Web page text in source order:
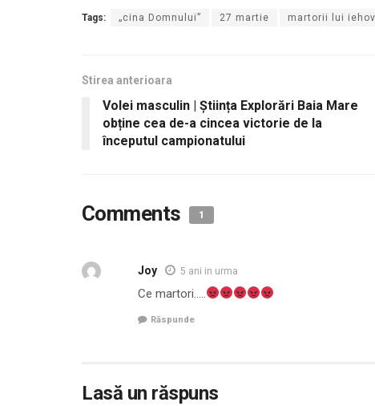
Tags: „cina Domnului” 27 martie martorii lui
Stirea anterioara
Volei masculin | Știința Explorări Baia Mare
obține cea de-a cincea victorie de la
începutul campionatului
Comments 1
Joy 5 ani in urma
Ce martori…..
Răspunde
Lasă un răspuns